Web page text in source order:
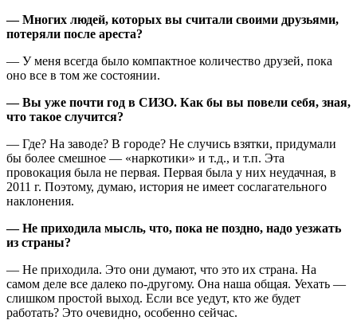
— Многих людей, которых вы считали своими друзьями,
потеряли после ареста?
— У меня всегда было компактное количество друзей, пока
оно все в том же состоянии.
— Вы уже почти год в СИЗО. Как бы вы повели себя, зная,
что такое случится?
— Где? На заводе? В городе? Не случись взятки, придумали
бы более смешное — «наркотики» и т.д., и т.п. Эта
провокация была не первая. Первая была у них неудачная, в
2011 г. Поэтому, думаю, история не имеет сослагательного
наклонения.
— Не приходила мысль, что, пока не поздно, надо уезжать
из страны?
— Не приходила. Это они думают, что это их страна. На
самом деле все далеко по-другому. Она наша общая. Уехать —
слишком простой выход. Если все уедут, кто же будет
работать? Это очевидно, особенно сейчас.